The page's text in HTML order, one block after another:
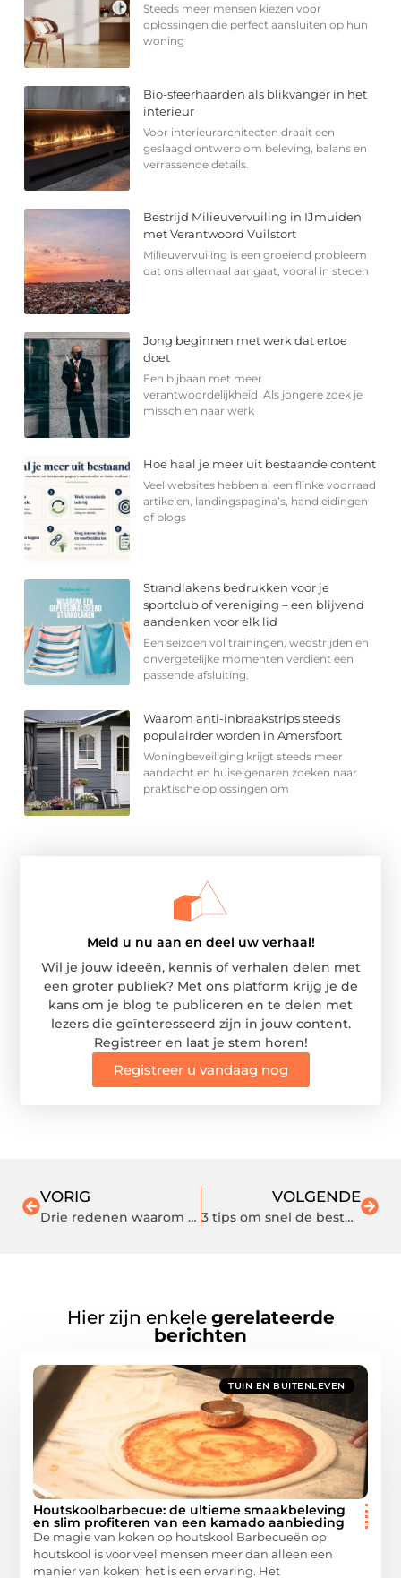
Steeds meer mensen kiezen voor
oplossingen die perfect aansluiten op hun
woning
Bio-sfeerhaarden als blikvanger in het
interieur
Voor interieurarchitecten draait een
geslaagd ontwerp om beleving, balans en
verrassende details.
Bestrijd Milieuvervuiling in IJmuiden
met Verantwoord Vuilstort
Milieuvervuiling is een groeiend probleem
dat ons allemaal aangaat, vooral in steden
Jong beginnen met werk dat ertoe
doet
Een bijbaan met meer
verantwoordelijkheid Als jongere zoek je
misschien naar werk
Hoe haal je meer uit bestaande content
Veel websites hebben al een flinke voorraad
artikelen, landingspagina’s, handleidingen
of blogs
Strandlakens bedrukken voor je
sportclub of vereniging – een blijvend
aandenken voor elk lid
Een seizoen vol trainingen, wedstrijden en
onvergetelijke momenten verdient een
passende afsluiting.
Waarom anti-inbraakstrips steeds
populairder worden in Amersfoort
Woningbeveiliging krijgt steeds meer
aandacht en huiseigenaren zoeken naar
praktische oplossingen om
Meld u nu aan en deel uw verhaal!
Wil je jouw ideeën, kennis of verhalen delen met
een groter publiek? Met ons platform krijg je de
kans om je blog te publiceren en te delen met
lezers die geïnteresseerd zijn in jouw content.
Registreer en laat je stem horen!
Registreer u vandaag nog
VORIG
Drie redenen waarom je voor houtenspeelgoed moet kiezen
VOLGENDE
3 tips om snel de beste schoenen te vinden in een schoenenwinkel in Ermelo
Hier zijn enkele gerelateerde
berichten
TUIN EN BUITENLEVEN
Houtskoolbarbecue: de ultieme smaakbeleving
en slim profiteren van een kamado aanbieding
De magie van koken op houtskool Barbecueën op
houtskool is voor veel mensen meer dan alleen een
manier van koken; het is een ervaring. Het